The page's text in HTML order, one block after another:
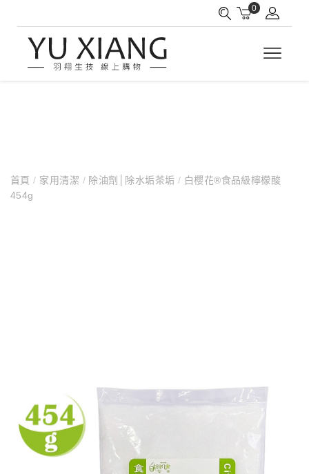
0
首頁/ 家用清潔 /除油劑│除水垢茶垢 / 白櫻花®食品級檸檬酸
454g